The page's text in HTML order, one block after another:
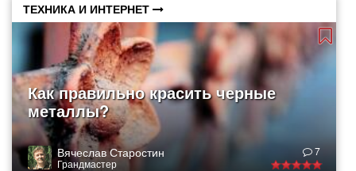
ТЕХНИКА И ИНТЕРНЕТ
Как правильно красить черные
металлы?
Вячеслав Старостин
Грандмастер
7